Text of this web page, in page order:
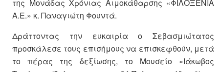
της Μονάδας Χρόνιας Αιμοκάθαρσης «ΦΙΛΟΞΕΝΙΑ
Α.Ε.» κ. Παναγιώτη Φουντά.
Δράττοντας την ευκαιρία ο Σεβασμιώτατος
προσκάλεσε τους επισήμους να επισκεφθούν, μετά
το πέρας της δεξίωσης, το Μουσείο «Ιάκωβος